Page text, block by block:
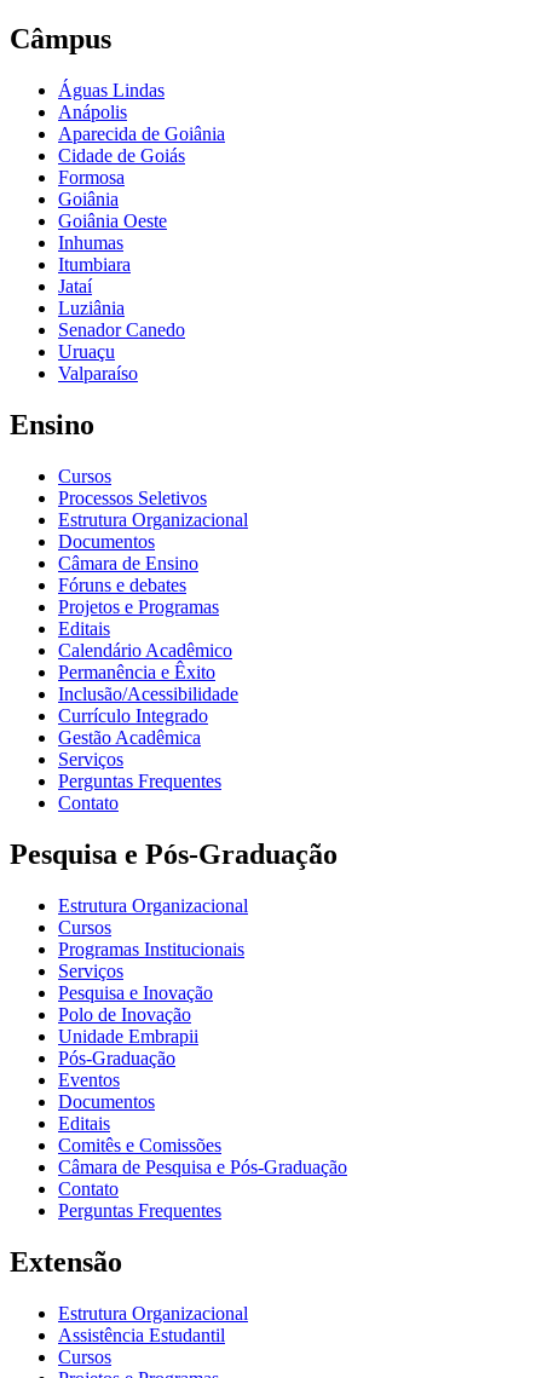
Câmpus
Águas Lindas
Anápolis
Aparecida de Goiânia
Cidade de Goiás
Formosa
Goiânia
Goiânia Oeste
Inhumas
Itumbiara
Jataí
Luziânia
Senador Canedo
Uruaçu
Valparaíso
Ensino
Cursos
Processos Seletivos
Estrutura Organizacional
Documentos
Câmara de Ensino
Fóruns e debates
Projetos e Programas
Editais
Calendário Acadêmico
Permanência e Êxito
Inclusão/Acessibilidade
Currículo Integrado
Gestão Acadêmica
Serviços
Perguntas Frequentes
Contato
Pesquisa e Pós-Graduação
Estrutura Organizacional
Cursos
Programas Institucionais
Serviços
Pesquisa e Inovação
Polo de Inovação
Unidade Embrapii
Pós-Graduação
Eventos
Documentos
Editais
Comitês e Comissões
Câmara de Pesquisa e Pós-Graduação
Contato
Perguntas Frequentes
Extensão
Estrutura Organizacional
Assistência Estudantil
Cursos